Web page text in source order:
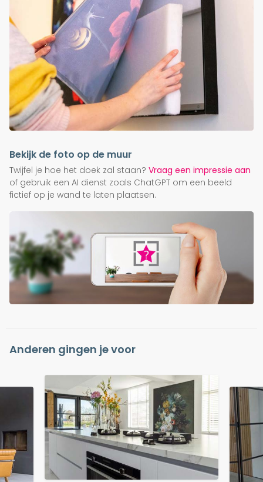
Bekijk de foto op de muur
Twijfel je hoe het doek zal staan? Vraag een impressie aan
of gebruik een AI dienst zoals ChatGPT om een beeld
fictief op je wand te laten plaatsen.
Anderen gingen je voor